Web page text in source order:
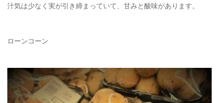
汁気は少なく実が引き締まっていて、甘みと酸味があります。
ローンコーン